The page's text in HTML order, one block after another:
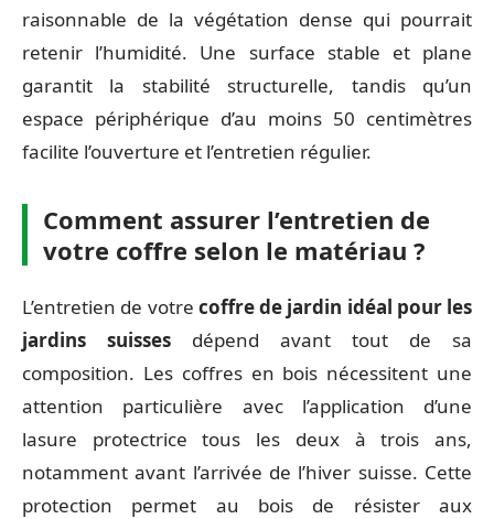
raisonnable de la végétation dense qui pourrait
retenir l’humidité. Une surface stable et plane
garantit la stabilité structurelle, tandis qu’un
espace périphérique d’au moins 50 centimètres
facilite l’ouverture et l’entretien régulier.
Comment assurer l’entretien de
votre coffre selon le matériau ?
L’entretien de votre coffre de jardin idéal pour les
jardins suisses dépend avant tout de sa
composition. Les coffres en bois nécessitent une
attention particulière avec l’application d’une
lasure protectrice tous les deux à trois ans,
notamment avant l’arrivée de l’hiver suisse. Cette
protection permet au bois de résister aux